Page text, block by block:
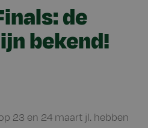
de
bekend!
23 en 24 maart jl. hebben